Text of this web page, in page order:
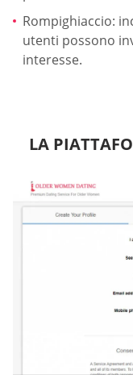
Rompighiaccio:
utenti possono
interesse.
LA